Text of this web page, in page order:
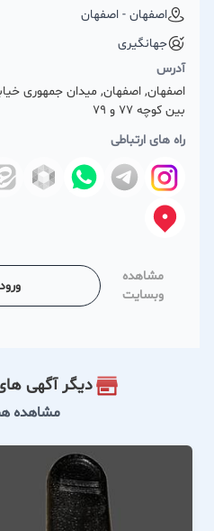
اصفهان - اصفهان
جهانگیری
آدرس
اصفهان, اصفهان, میدان جمهوری
بین کوچه 77 و 79
راه های ارتباطی
مشاهده
وبسایت
دیگر آگهی
مشاهده